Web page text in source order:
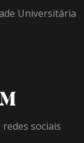
Universitária
sociais